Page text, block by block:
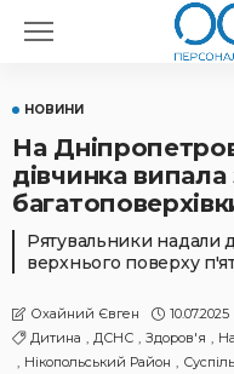
НОВИНИ
На
дівчинка випала
Рятувальники надали
верхнього поверху
Охайний Євген 10.07.2025
Дитина
ДСНС Здоров'я
Нікопольський Район